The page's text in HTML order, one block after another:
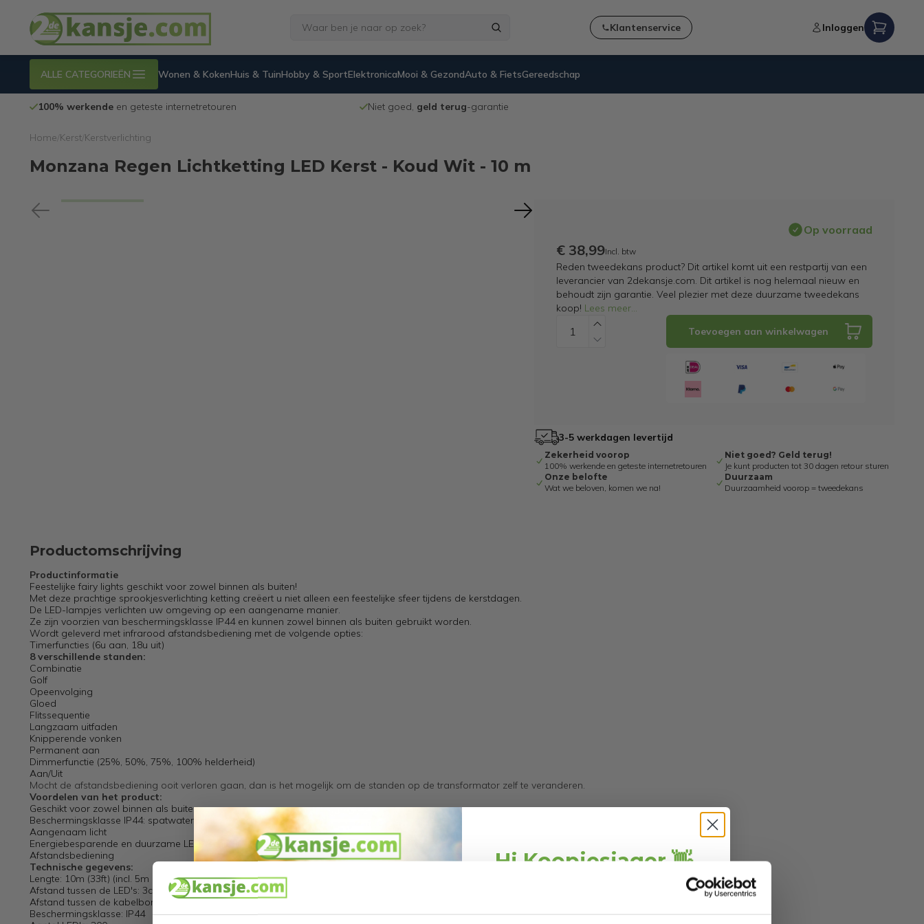
Klantenservice Inloggen
ALLE CATEGORIEËN Wonen & KokenHuis & TuinHobby & SportElektronicaMooi & GezondAuto & FietsGereedschap
100% werkendeen geteste internetretouren Niet goed, geld terug-garantie
Home Kerst Kerstverlichting
Monzana Regen Lichtketting LED Kerst - Koud Wit - 10 m
Op voorraad
€ 38,99Incl. btw
Reden tweedekans product? Dit artikel komt uit een restpartij van een
leverancier van 2dekansje.com. Dit artikel is nog helemaal nieuw en
behoudt zijn garantie. Veel plezier met deze duurzame tweedekans
koop! Lees meer...
Toevoegen aan winkelwagen
3-5 werkdagen levertijd
Zekerheid voorop
100% werkende en geteste internetretouren
Niet goed? Geld terug!
Je kunt producten tot 30 dagen retour sturen
Onze belofte
Wat we beloven, komen we na!
Duurzaam
Duurzaamheid voorop = tweedekans
Productomschrijving
Productinformatie
Feestelijke fairy lights geschikt voor zowel binnen als buiten!
Met deze prachtige sprookjesverlichting ketting creëert u niet alleen een feestelijke sfeer tijdens de kerstdagen.
De LED-lampjes verlichten uw omgeving op een aangename manier.
Ze zijn voorzien van beschermingsklasse IP44 en kunnen zowel binnen als buiten gebruikt worden.
Wordt geleverd met infrarood afstandsbediening met de volgende opties:
Timerfuncties (6u aan, 18u uit)
8 verschillende standen:
Combinatie
Golf
Opeenvolging
Gloed
Flitssequentie
Langzaam uitfaden
Knipperende vonken
Permanent aan
Dimmerfunctie (25%, 50%, 75%, 100% helderheid)
Aan/Uit
Mocht de afstandsbediening ooit verloren gaan, dan is het mogelijk om de standen op de transformator zelf te veranderen.
Voordelen van het product:
Geschikt voor zowel binnen als buiten
Beschermingsklasse IP44: spatwaterdicht
Aangenaam licht
Energiebesparende en duurzame LED-technologie
Afstandsbediening
Technische gegevens:
Lengte: 10m (33ft) (incl. 5m (16,5ft) opname)
Afstand tussen de LED's: 3cm (1.2IN)
Afstand tussen de kabelbomen: 10cm (4IN)
Beschermingsklasse: IP44
Hi Koopjesjager 👋
direct € 5,-